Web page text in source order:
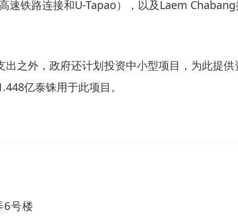
速铁路连接和U-Tapao），以及Laem
之外，政府还计划投资中小型项目，为此提
亿泰铢用于此项目。
6号楼